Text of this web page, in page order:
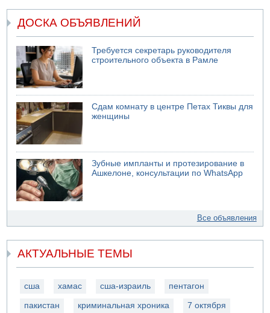
ДОСКА ОБЪЯВЛЕНИЙ
Требуется секретарь руководителя
строительного объекта в Рамле
Сдам комнату в центре Петах Тиквы для
женщины
Зубные импланты и протезирование в
Ашкелоне, консультации по WhatsApp
Все объявления
АКТУАЛЬНЫЕ ТЕМЫ
сша хамас сша-израиль пентагон
пакистан криминальная хроника 7 октября